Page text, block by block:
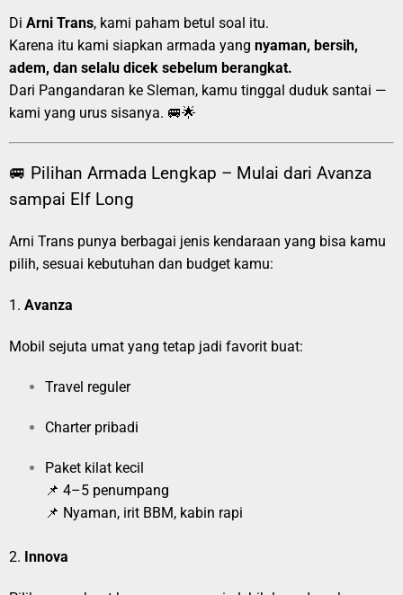
Di Arni Trans, kami paham betul soal itu.
Karena itu kami siapkan armada yang nyaman, bersih,
adem, dan selalu dicek sebelum berangkat.
Dari Pangandaran ke Sleman, kamu tinggal duduk santai —
kami yang urus sisanya. 🚐🌟
🚐 Pilihan Armada Lengkap – Mulai dari Avanza
sampai Elf Long
Arni Trans punya berbagai jenis kendaraan yang bisa kamu
pilih, sesuai kebutuhan dan budget kamu:
1. Avanza
Mobil sejuta umat yang tetap jadi favorit buat:
Travel reguler
Charter pribadi
Paket kilat kecil
📌 4–5 penumpang
📌 Nyaman, irit BBM, kabin rapi
2. Innova